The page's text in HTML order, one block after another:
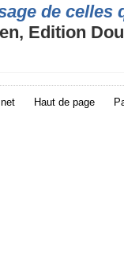
de
Edition
Haut de page